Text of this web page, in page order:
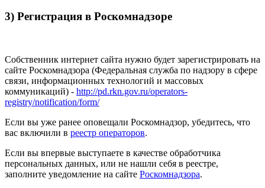
3) Регистрация в Роскомнадзоре
Собственник интернет сайта нужно будет зарегистрировать на
сайте Роскомнадзора (Федеральная служба по надзору в сфере
связи, информационных технологий и массовых
коммуникаций) - http://pd.rkn.gov.ru/operators-
registry/notification/form/
Если вы уже ранее оповещали Роскомнадзор, убедитесь, что
вас включили в реестр операторов.
Если вы впервые выступаете в качестве обработчика
персональных данных, или не нашли себя в реестре,
заполните уведомление на сайте Роскомнадзора.